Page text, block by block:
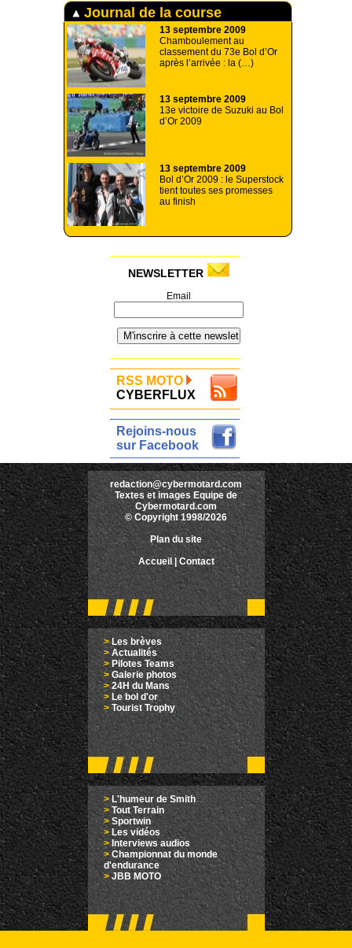
Journal de la course
13 septembre 2009
Chamboulement au
classement du 73e Bol d’Or
après l’arrivée : la (…)
13 septembre 2009
13e victoire de Suzuki au Bol
d’Or 2009
13 septembre 2009
Bol d’Or 2009 : le Superstock
tient toutes ses promesses
au finish
NEWSLETTER
Email
RSS MOTO
CYBERFLUX
Rejoins-nous
sur Facebook
redaction@cybermotard.com
Textes et images Equipe de
Cybermotard.com
© Copyright 1998/2026
Plan du site
Accueil |Contact
>Les brèves
> Actualités
> Pilotes Teams
>Galerie photos
>24H du Mans
>Le bol d'or
> Tourist Trophy
>L'humeur de Smith
> Tout Terrain
> Sportwin
> Les vidéos
> Interviews audios
>Championnat du monde
d'endurance
> JBB MOTO